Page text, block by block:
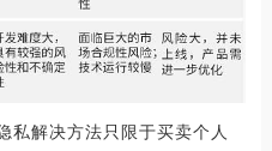
私解决方法只限于买卖个人